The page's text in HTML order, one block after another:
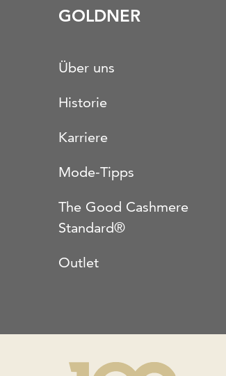
GOLDNER
Über uns
Historie
Karriere
Mode-Tipps
The Good Cashmere
Standard®
Outlet